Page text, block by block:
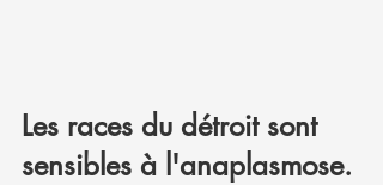
Les races du détroit sont
sensibles à l'anaplasmose.